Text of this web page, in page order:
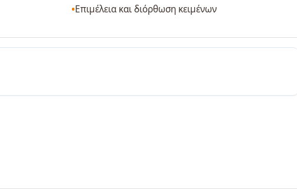
Επιμέλεια και διόρθωση κειμένων